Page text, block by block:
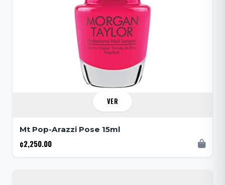
VER
Mt Pop-Arazzi Pose 15ml
¢2,250.00